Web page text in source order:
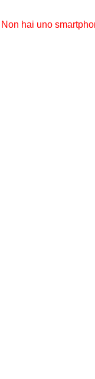
Non hai uno